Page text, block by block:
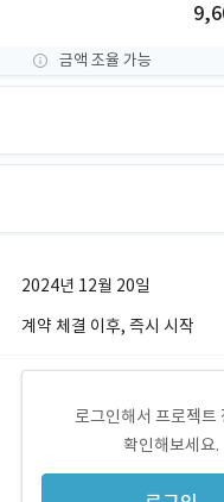
금액 조율 가능
2024년 12월 20일
계약 체결 이후, 즉시 시작
로그인해서 프로젝트
확인해보세요.